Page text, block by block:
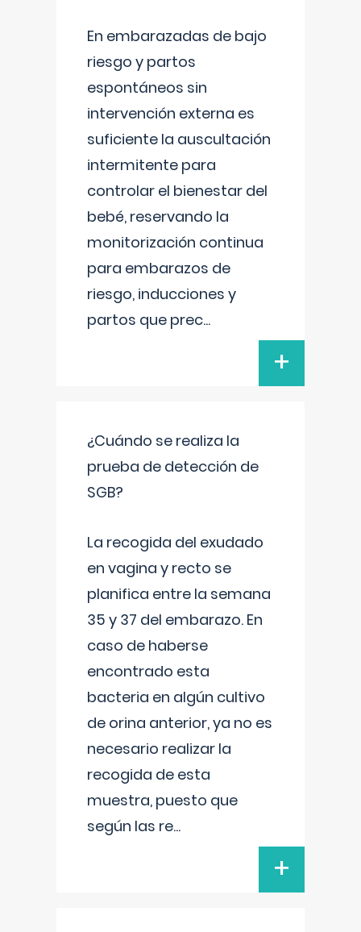
En embarazadas de bajo
riesgo y partos
espontáneos sin
intervención externa es
suficiente la auscultación
intermitente para
controlar el bienestar del
bebé, reservando la
monitorización continua
para embarazos de
riesgo, inducciones y
partos que prec...
+
¿Cuándo se realiza la
prueba de detección de
SGB?
La recogida del exudado
en vagina y recto se
planifica entre la semana
35 y 37 del embarazo. En
caso de haberse
encontrado esta
bacteria en algún cultivo
de orina anterior, ya no es
necesario realizar la
recogida de esta
muestra, puesto que
según las re...
+